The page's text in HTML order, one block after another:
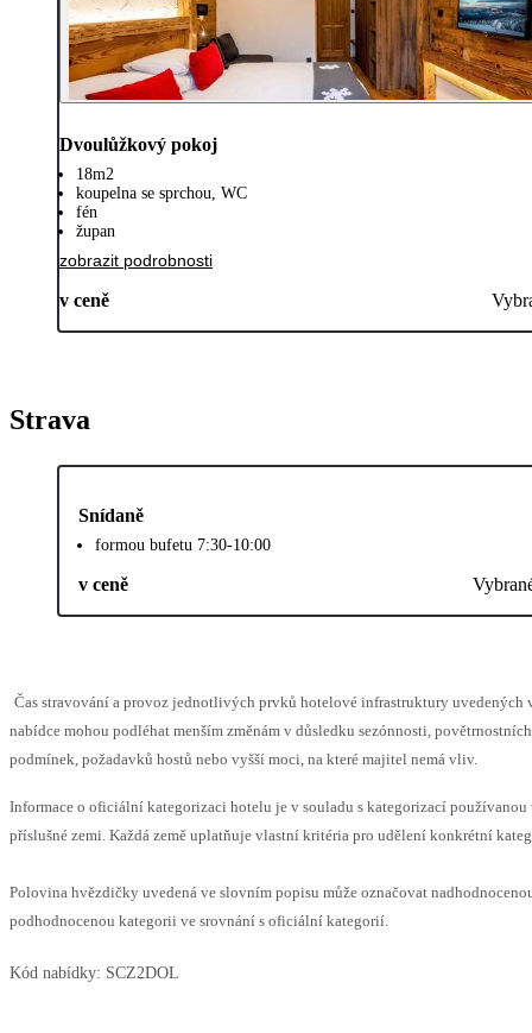
Dvoulůžkový pokoj
18m2
koupelna se sprchou, WC
fén
župan
zobrazit podrobnosti
v ceně
Strava
Snídaně
formou bufetu 7:30-10:00
v ceně
Čas stravování a provoz jednotlivých prvků hotelové infrastruktury uvedených
nabídce mohou podléhat menším změnám v důsledku sezónnosti, povětrnostních
podmínek, požadavků hostů nebo vyšší moci, na které majitel nemá vliv.
Informace o oficiální kategorizaci hotelu je v souladu s kategorizací používanou
příslušné zemi. Každá země uplatňuje vlastní kritéria pro udělení konkrétní
Polovina hvězdičky uvedená ve slovním popisu může označovat
podhodnocenou kategorii ve srovnání s oficiální kategorií.
Kód nabídky: SCZ2DOL